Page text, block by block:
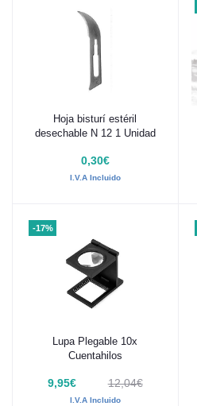
Añadir al carrito
Hoja bisturí estéril
desechable N 12 1 Unidad
0,30€
I.V.A Incluido
-17%
Añadir al carrito
Lupa Plegable 10x
Cuentahilos
9,95€ 12,04€
I.V.A Incluido